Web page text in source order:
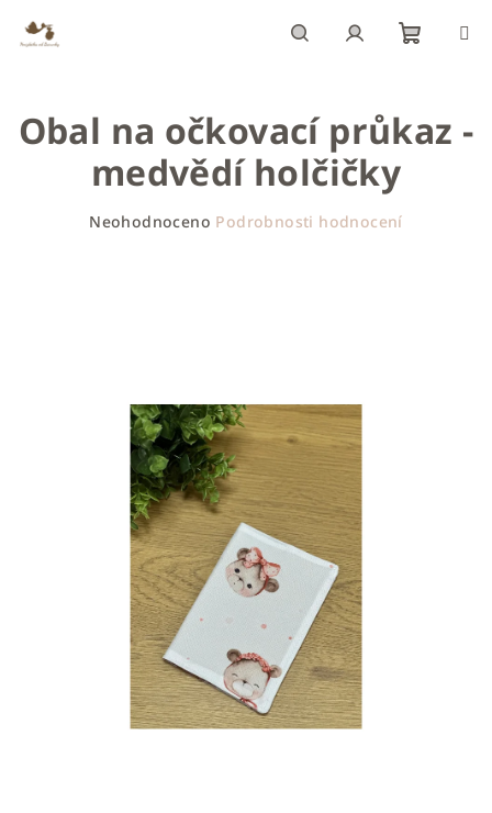
obsah
košík
Obal na očkovací průkaz -
medvědí holčičky
Neohodnoceno Podrobnosti hodnocení